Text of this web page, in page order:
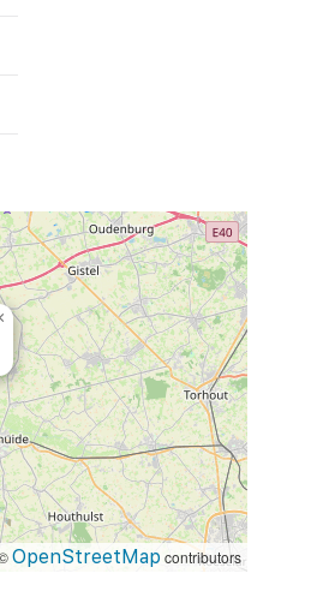
OpenStreetMap contributors